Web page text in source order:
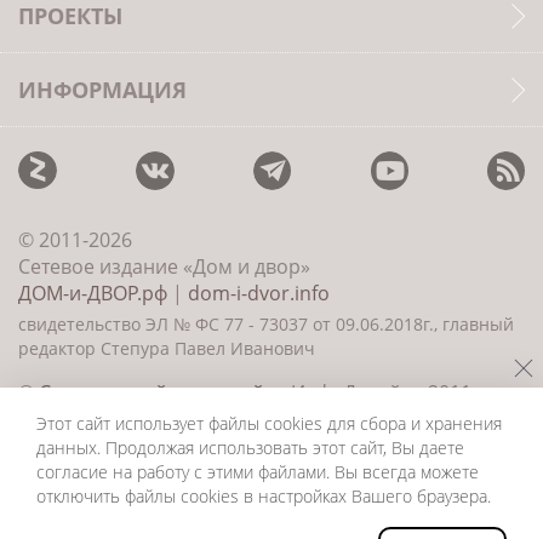
ПРОЕКТЫ
ИНФОРМАЦИЯ
© 2011-2026
Сетевое издание «Дом и двор»
ДОМ-и-ДВОР.рф | dom-i-dvor.info
свидетельство ЭЛ № ФС 77 - 73037 от 09.06.2018г., главный
редактор Степура Павел Иванович
©Создание сайта и дизайн«ИнфоДизайн» 2011—
2026
Этот сайт использует файлы cookies для сбора и хранения
данных. Продолжая использовать этот сайт, Вы даете
согласие на работу с этими файлами. Вы всегда можете
отключить файлы cookies в настройках Вашего браузера.